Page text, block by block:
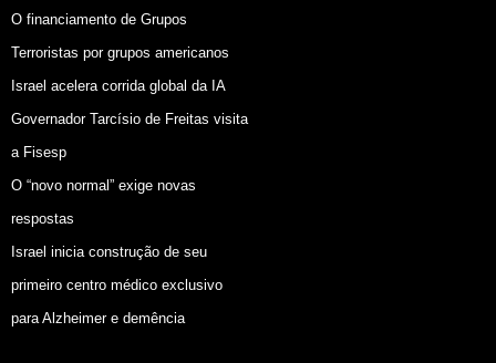
O financiamento de Grupos
Terroristas por grupos americanos
Israel acelera corrida global da IA
Governador Tarcísio de Freitas visita
a Fisesp
O “novo normal” exige novas
respostas
Israel inicia construção de seu
primeiro centro médico exclusivo
para Alzheimer e demência